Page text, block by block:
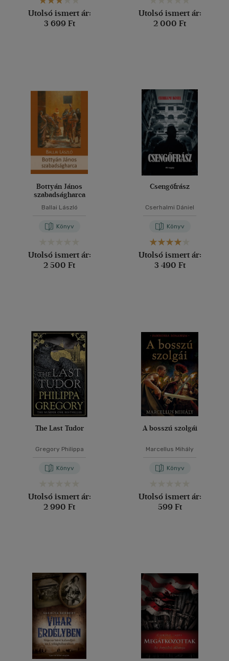
Utolsó ismert ár:
3 699 Ft
Utolsó ismert ár:
2 000 Ft
Bottyán János
szabadságharca
Ballai László
Könyv
Utolsó ismert ár:
2 500 Ft
Csengőfrász
Cserhalmi Dániel
Könyv
Utolsó ismert ár:
3 490 Ft
The Last Tudor
Gregory Philippa
Könyv
Utolsó ismert ár:
2 990 Ft
A bosszú szolgái
Marcellus Mihály
Könyv
Utolsó ismert ár:
599 Ft